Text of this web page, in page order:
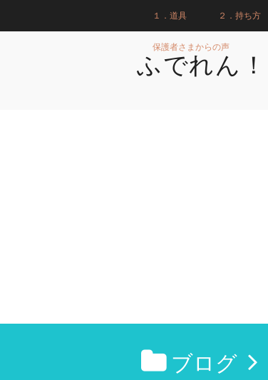
１．道具 ２．持ち方
保護者さまからの声
ふでれん！
ブログ